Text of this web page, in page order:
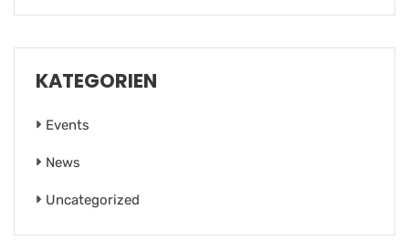
KATEGORIEN
Events
News
Uncategorized